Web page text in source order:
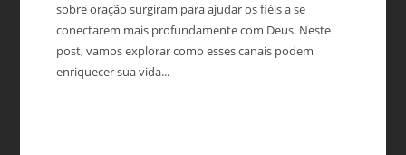
sobre oração surgiram para ajudar os fiéis a se
conectarem mais profundamente com Deus. Neste
post, vamos explorar como esses canais podem
enriquecer sua vida...